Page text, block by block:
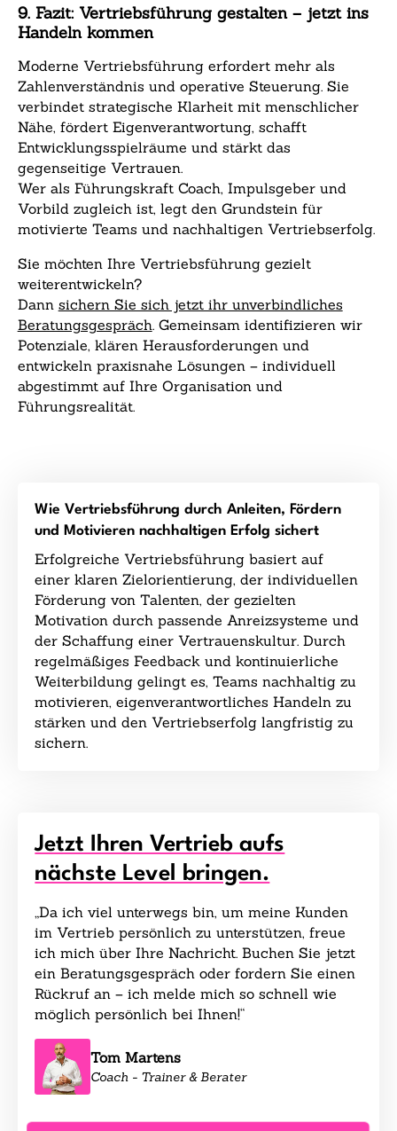
9. Fazit: Vertriebsführung gestalten – jetzt ins
Handeln kommen
Moderne Vertriebsführung erfordert mehr als
Zahlenverständnis und operative Steuerung. Sie
verbindet strategische Klarheit mit menschlicher
Nähe, fördert Eigenverantwortung, schafft
Entwicklungsspielräume und stärkt das
gegenseitige Vertrauen.
Wer als Führungskraft Coach, Impulsgeber und
Vorbild zugleich ist, legt den Grundstein für
motivierte Teams und nachhaltigen Vertriebserfolg.
Sie möchten Ihre Vertriebsführung gezielt
weiterentwickeln?
Dann sichern Sie sich jetzt ihr unverbindliches
Beratungsgespräch. Gemeinsam identifizieren wir
Potenziale, klären Herausforderungen und
entwickeln praxisnahe Lösungen – individuell
abgestimmt auf Ihre Organisation und
Führungsrealität.
Wie Vertriebsführung durch Anleiten, Fördern
und Motivieren nachhaltigen Erfolg sichert
Erfolgreiche Vertriebsführung basiert auf
einer klaren Zielorientierung, der individuellen
Förderung von Talenten, der gezielten
Motivation durch passende Anreizsysteme und
der Schaffung einer Vertrauenskultur. Durch
regelmäßiges Feedback und kontinuierliche
Weiterbildung gelingt es, Teams nachhaltig zu
motivieren, eigenverantwortliches Handeln zu
stärken und den Vertriebserfolg langfristig zu
sichern.
Jetzt Ihren Vertrieb aufs
nächste Level bringen.
„Da ich viel unterwegs bin, um meine Kunden
im Vertrieb persönlich zu unterstützen, freue
ich mich über Ihre Nachricht. Buchen Sie jetzt
ein Beratungsgespräch oder fordern Sie einen
Rückruf an – ich melde mich so schnell wie
möglich persönlich bei Ihnen!“
Tom Martens
Coach - Trainer & Berater